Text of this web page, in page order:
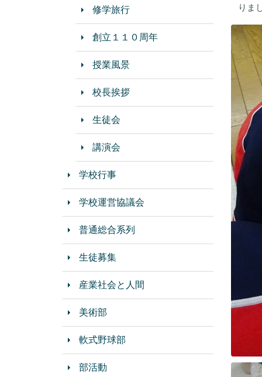
りま
修学旅行
創立１１０周年
授業風景
校長挨拶
生徒会
講演会
学校行事
学校運営協議会
普通総合系列
生徒募集
産業社会と人間
美術部
軟式野球部
部活動